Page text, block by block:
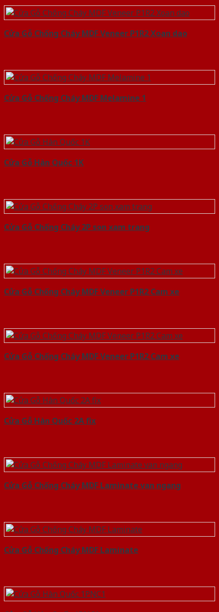
Cửa Gỗ Chống Cháy MDF Veneer P1R2 Xoan dao
Cửa Gỗ Chống Cháy MDF Melamine 1
Cửa Gỗ Hàn Quốc 1K
Cửa Gỗ Chống Cháy 2P son xam trang
Cửa Gỗ Chống Cháy MDF Veneer P1R2 Cam xe
Cửa Gỗ Chống Cháy MDF Veneer P1R2 Cam xe
Cửa Gỗ Hàn Quốc 2A fix
Cửa Gỗ Chống Cháy MDF Laminate van ngang
Cửa Gỗ Chống Cháy MDF Laminate